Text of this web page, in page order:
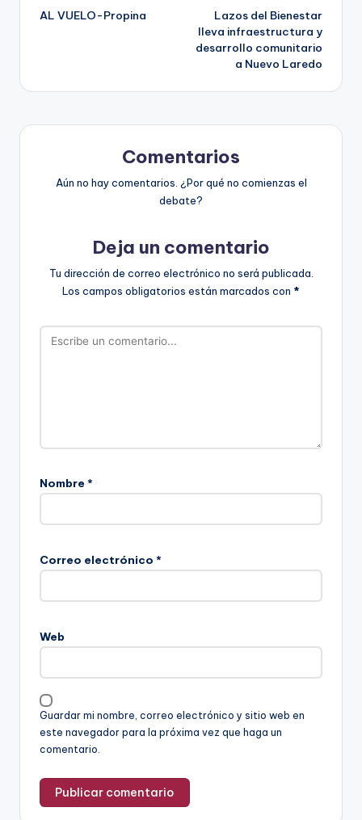
de
AL VUELO-Propina
Lazos del Bienestar
lleva infraestructura y
desarrollo comunitario
a Nuevo Laredo
Comentarios
Aún no hay comentarios. ¿Por qué no comienzas el
debate?
Deja un comentario
Tu dirección de correo electrónico no será publicada.
Los campos obligatorios están marcados con *
Nombre *
Correo electrónico *
Web
Guardar mi nombre, correo electrónico y sitio web en
este navegador para la próxima vez que haga un
comentario.